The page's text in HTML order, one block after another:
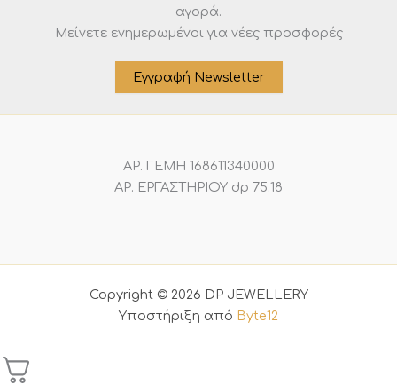
αγορά.
Μείνετε ενημερωμένοι για νέες προσφορές
Εγγραφή Newsletter
ΑΡ. ΓΕΜΗ 168611340000
ΑΡ. ΕΡΓΑΣΤΗΡΙΟΥ dp 75.18
Copyright © 2026 DP JEWELLERY
Υποστήριξη από Byte12